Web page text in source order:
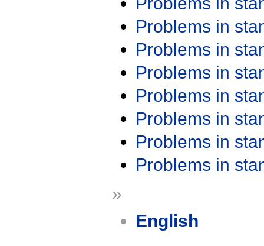
Problems in
Problems in
Problems in
Problems in
Problems in
Problems in
Problems in
»
English